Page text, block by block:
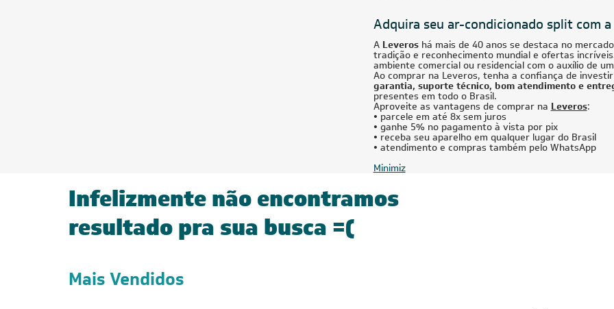
Adquira seu ar-condicionado split com
A Leveroshá mais de 40 anos se destaca no
tradição e reconhecimento mundial e ofertas
ambiente comercial ou residencial com o auxílio de
Ao comprar na Leveros, tenha a confiança de
garantia, suporte técnico, bom atendimento e
presentes em todo o Brasil.
Aproveite as vantagens de comprar na Leveros:
• parcele em até 8x sem juros
• ganhe 5% no pagamento à vista por pix
• receba seu aparelho em qualquer lugar do Brasil
• atendimento e compras também pelo WhatsApp
Minimiz
Infelizmente não encontramos
resultado pra sua busca =(
Mais Vendidos